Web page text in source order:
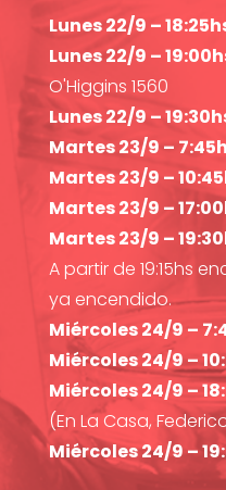
Lunes 22/9 –
Lunes 22/9 –
O'Higgins 1560
Lunes 22/9 –
Martes 23/9 –
Martes 23/9 –
Martes 23/9 –
Martes 23/9 –
A partir de 19:15hs
ya encendido.
Miércoles 24/9 –
Miércoles 24/9 –
Miércoles 24/9 –
(En La Casa,
Miércoles 24/9 –